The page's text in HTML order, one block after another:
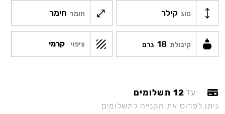
סוג קילר חומר חימר
קיבולת 18 גרם ציפוי קרמי
עד 12 תשלומים
ניתן לפרוס את הקנייה לתשלומים